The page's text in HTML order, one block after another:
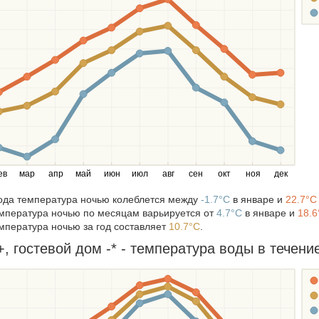
туры в Калининград
туры в Санкт-Петербург
туры на Байкал
туры по Красноярскому краю
мар апр май июн июл авг сен окт ноя дек
температура ночью колеблется между -1.7°C в январе и 22.7°C
ночью по месяцам варьируется от4.7°C в январе и
ночью за год составляет 10.7°C.
дом -* - температура воды в